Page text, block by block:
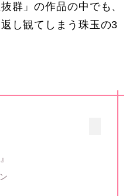
群」の作品の中でも、
し観てしまう珠玉の3